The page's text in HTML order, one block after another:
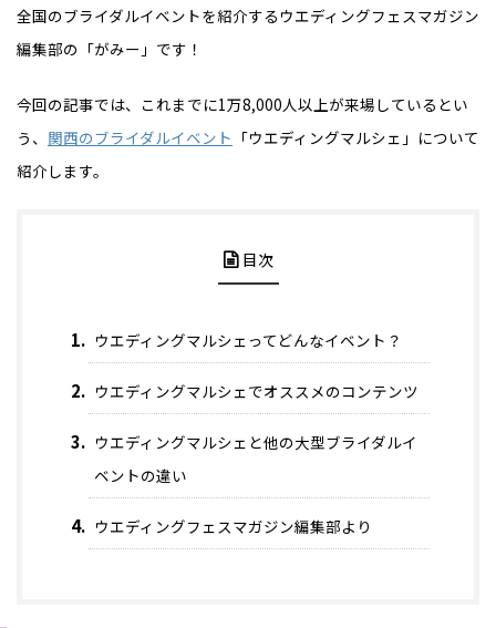
全国のブライダルイベントを紹介するウエディングフェスマガジン
編集部の「がみー」です！
今回の記事では、これまでに1万8,000人以上が来場しているとい
う、 関西のブライダルイベント 「ウエディングマルシェ」について
紹介します。
目次
ウエディングマルシェってどんなイベント？
ウエディングマルシェでオススメのコンテンツ
ウエディングマルシェと他の大型ブライダルイ
ベントの違い
ウエディングフェスマガジン編集部より